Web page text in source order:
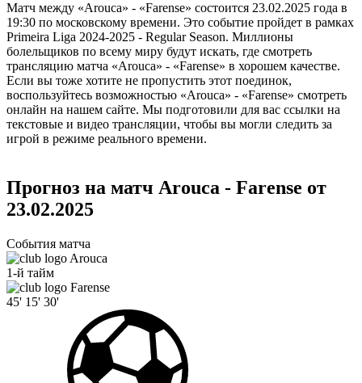
Матч между «Arouca» - «Farense» состоится 23.02.2025 года в
19:30 по московскому времени. Это событие пройдет в рамках
Primeira Liga 2024-2025 - Regular Season. Миллионы
болельщиков по всему миру будут искать, где смотреть
трансляцию матча «Arouca» - «Farense» в хорошем качестве.
Если вы тоже хотите не пропустить этот поединок,
воспользуйтесь возможностью «Arouca» - «Farense» смотреть
онлайн на нашем сайте. Мы подготовили для вас ссылки на
текстовые и видео трансляции, чтобы вы могли следить за
игрой в режиме реального времени.
Прогноз на матч Arouca - Farense от
23.02.2025
События матча
Arouca
1-й тайм
Farense
45' 15' 30'